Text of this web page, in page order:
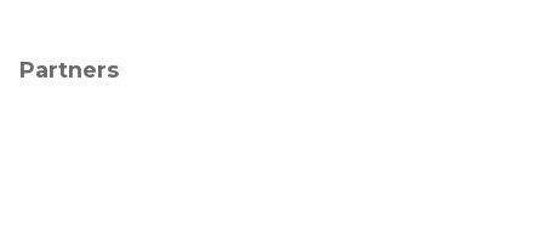
Partners